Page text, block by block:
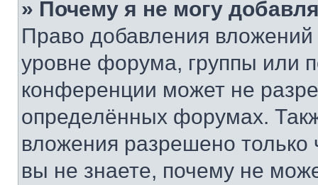
» Почему я не могу
Право добавления
уровне форума, группы или
конференции может не
определённых форумах.
вложения разрешено
вы не знаете, почему не